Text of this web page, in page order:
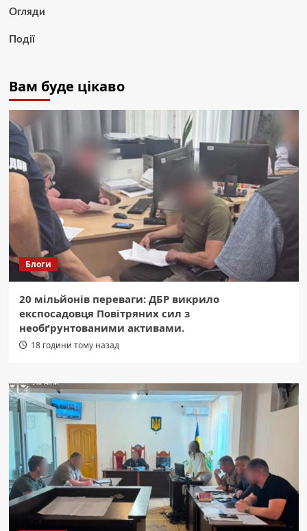
Огляди
Події
Вам буде цікаво
Блоги
20 мільйонів переваги: ДБР викрило
експосадовця Повітряних сил з
необґрунтованими активами.
18 години тому назад